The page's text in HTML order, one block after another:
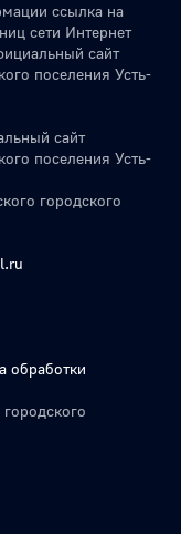
ссылка на
сети Интернет
сайт
поселения Усть-
сайт
поселения Усть-
городского
обработки